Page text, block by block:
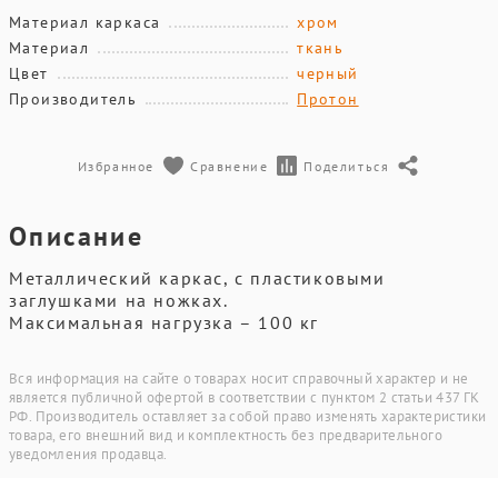
Материал каркаса
хром
Материал
ткань
Цвет
черный
Производитель
Протон
Избранное Сравнение Поделиться
Описание
Металлический каркас, с пластиковыми
заглушками на ножках.
Максимальная нагрузка – 100 кг
Вся информация на сайте о товарах носит справочный характер и не
является публичной офертой в соответствии с пунктом 2 статьи 437 ГК
РФ. Производитель оставляет за собой право изменять характеристики
товара, его внешний вид и комплектность без предварительного
уведомления продавца.